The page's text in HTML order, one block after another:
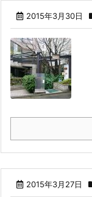
2015年3月30日
2015年3月27日